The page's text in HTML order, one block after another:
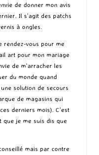
de donner mon avis
Il s’agit des patchs
à ongles.
rendez-vous pour me
art pour mon mariage
de m’arracher les
du monde quand
solution de secours
de magasins qui
derniers mois). C’est
que je me suis dis que
mais par contre